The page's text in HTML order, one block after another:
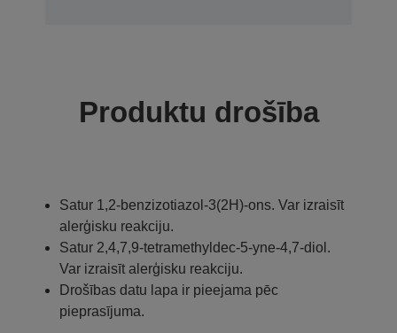
Produktu drošība
Satur 1,2-benzizotiazol-3(2H)-ons. Var izraisīt
alerģisku reakciju.
Satur 2,4,7,9-tetramethyldec-5-yne-4,7-diol.
Var izraisīt alerģisku reakciju.
Drošības datu lapa ir pieejama pēc
pieprasījuma.